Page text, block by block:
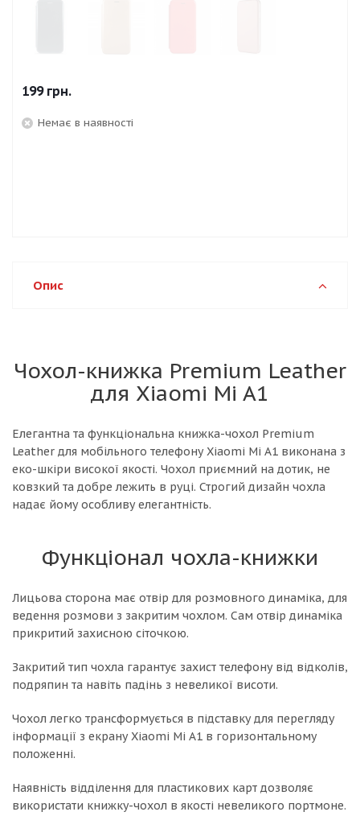
199грн.
Немає в наявності
Опис
Чохол-книжка Premium Leather
для Xiaomi Mi A1
Елегантна та функціональна книжка-чохол Premium
Leather для мобільного телефону Xiaomi Mi A1 виконана з
еко-шкіри високої якості. Чохол приємний на дотик, не
ковзкий та добре лежить в руці. Строгий дизайн чохла
надає йому особливу елегантність.
Функціонал чохла-книжки
Лицьова сторона має отвір для розмовного динаміка, для
ведення розмови з закритим чохлом. Сам отвір динаміка
прикритий захисною сіточкою.
Закритий тип чохла гарантує захист телефону від відколів,
подряпин та навіть падінь з невеликої висоти.
Чохол легко трансформується в підставку для перегляду
інформації з екрану Xiaomi Mi A1 в горизонтальному
положенні.
Наявність відділення для пластикових карт дозволяє
використати книжку-чохол в якості невеликого портмоне.